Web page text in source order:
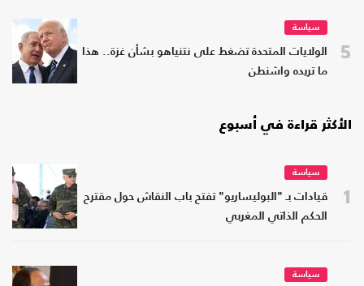
5
سياسة
الولايات المتحدة تضغط على نتنياهو بشأن غزة.. هذا
ما تريده واشنطن
الأكثر قراءة في أسبوع
1
سياسة
قيادات بـ "البوليساريو" تفتح باب النقاش حول مقترح
الحكم الذاتي المغربي
سياسة